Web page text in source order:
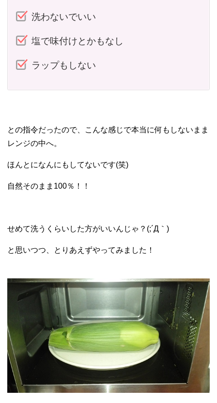
洗わないでいい
塩で味付けとかもなし
ラップもしない
との指令だったので、こんな感じで本当に何もしないまま
レンジの中へ。
ほんとになんにもしてないです(笑)
自然そのまま100％！！
せめて洗うくらいした方がいいんじゃ？(;´Д｀)
と思いつつ、とりあえずやってみました！